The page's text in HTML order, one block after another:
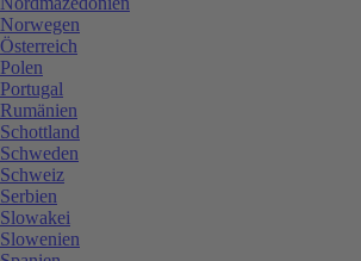
Norwegen
Österreich
Polen
Portugal
Rumänien
Schottland
Schweden
Schweiz
Serbien
Slowakei
Slowenien